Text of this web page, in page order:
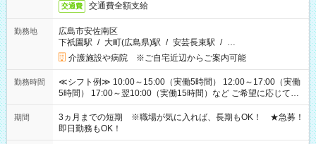
交通費 交通費全額支給
勤務地
広島市安佐南区
下祇園駅 / 大町(広島県)駅 / 安芸長束駅 / …
介護施設や病院 ※ご自宅近辺からご案内可能
勤務時間
≪シフト例≫ 10:00～15:00（実働5時間） 12:00～17:00（実働
5時間） 17:00～翌10:00（実働15時間）など ご希望に応じて、
働く時間は調整できます！ お気軽に担当へ相談ください！
期間
3ヵ月までの短期 ※職場が気に入れば、長期もOK！ ★急募！
即日勤務もOK！